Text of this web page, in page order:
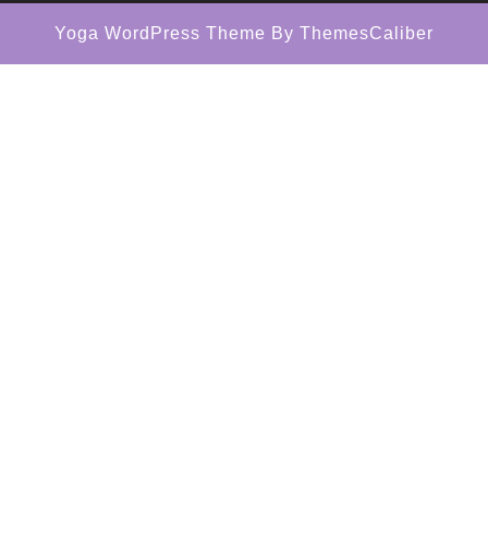
Yoga WordPress Theme By ThemesCaliber